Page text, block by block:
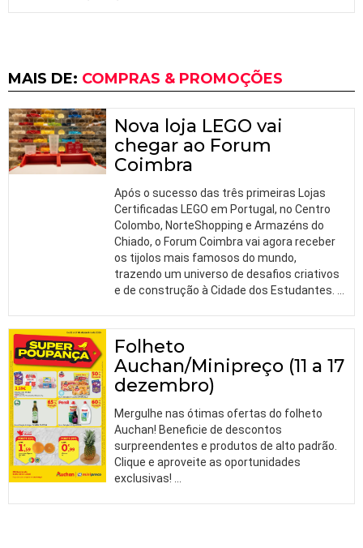
MAIS DE: COMPRAS & PROMOÇÕES
Nova loja LEGO vai
chegar ao Forum
Coimbra
Após o sucesso das três primeiras Lojas
Certificadas LEGO em Portugal, no Centro
Colombo, NorteShopping e Armazéns do
Chiado, o Forum Coimbra vai agora receber
os tijolos mais famosos do mundo,
trazendo um universo de desafios criativos
e de construção à Cidade dos Estudantes. …
Folheto
Auchan/Minipreço (11 a 17
dezembro)
Mergulhe nas ótimas ofertas do folheto
Auchan! Beneficie de descontos
surpreendentes e produtos de alto padrão.
Clique e aproveite as oportunidades
exclusivas! …